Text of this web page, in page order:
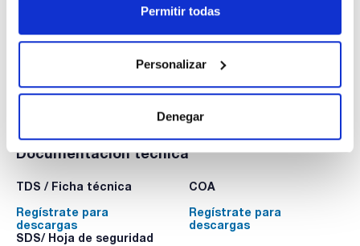
Permitir todas
Personalizar
Denegar
: x 100 g :: Glass bottle
Ver stock
Mi precio: Comprar
Documentación técnica
TDS / Ficha técnica
Regístrate para
descargas
COA
Regístrate para
descargas
SDS/ Hoja de seguridad